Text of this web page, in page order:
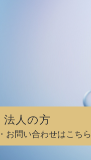
法人の方
お問い合わせはこちら